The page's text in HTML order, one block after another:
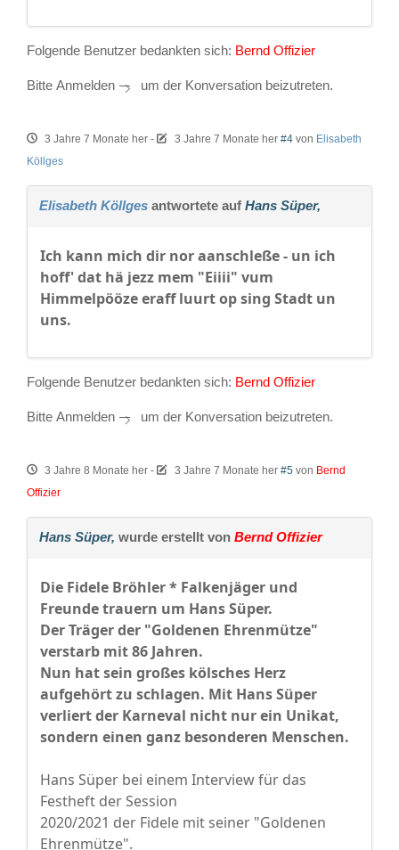
Folgende Benutzer bedankten sich: Bernd Offizier
Bitte Anmelden um der Konversation beizutreten.
3 Jahre 7 Monate her - 3 Jahre 7 Monate her #4 von Elisabeth
Köllges
Elisabeth Köllges antwortete auf Hans Süper,
Ich kann mich dir nor aanschleße - un ich
hoff' dat hä jezz mem "Eiiii" vum
Himmelpööze eraff luurt op sing Stadt un
uns.
Folgende Benutzer bedankten sich: Bernd Offizier
Bitte Anmelden um der Konversation beizutreten.
3 Jahre 8 Monate her - 3 Jahre 7 Monate her #5 von Bernd
Offizier
Hans Süper, wurde erstellt von Bernd Offizier
Die Fidele Bröhler * Falkenjäger und
Freunde trauern um Hans Süper.
Der Träger der "Goldenen Ehrenmütze"
verstarb mit 86 Jahren.
Nun hat sein großes kölsches Herz
aufgehört zu schlagen. Mit Hans Süper
verliert der Karneval nicht nur ein Unikat,
sondern einen ganz besonderen Menschen.
Hans Süper bei einem Interview für das
Festheft der Session
2020/2021 der Fidele mit seiner "Goldenen
Ehrenmütze".